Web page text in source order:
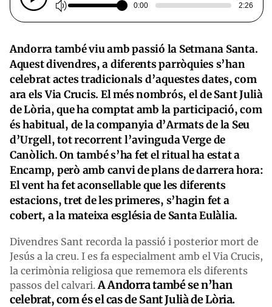
0:00 2:26
Andorra també viu amb passió la Setmana Santa.
Aquest divendres, a diferents parròquies s’han
celebrat actes tradicionals d’aquestes dates, com
ara els Via Crucis. El més nombrós, el de Sant Julià
de Lòria, que ha comptat amb la participació, com
és habitual, de la companyia d’Armats de la Seu
d’Urgell, tot recorrent l’avinguda Verge de
Canòlich. On també s’ha fet el ritual ha estat a
Encamp, però amb canvi de plans de darrera hora:
El vent ha fet aconsellable que les diferents
estacions, tret de les primeres, s’hagin fet a
cobert, a la mateixa església de Santa Eulàlia.
Divendres Sant recorda la passió i posterior mort de
Jesús a la creu. I es fa especialment amb el Via Crucis,
la cerimònia religiosa que rememora els diferents
passos del calvari. A Andorra també se n’han
celebrat, com és el cas de Sant Julià de Lòria.